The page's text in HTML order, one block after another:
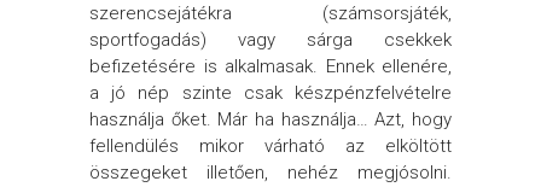
szerencsejátékra (számsorsjáték,
sportfogadás) vagy sárga csekkek
befizetésére is alkalmasak. Ennek ellenére,
a jó nép szinte csak készpénzfelvételre
használja őket. Már ha használja… Azt, hogy
fellendülés mikor várható az elköltött
összegeket illetően, nehéz megjósolni.